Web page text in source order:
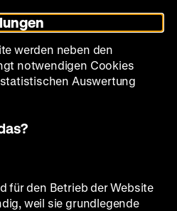
merken müssen, Müller"
2022, 20.00 Uhr
von
werden neben den
notwendigen Cookies
Auswertung
für den Betrieb der Website
weil sie grundlegende